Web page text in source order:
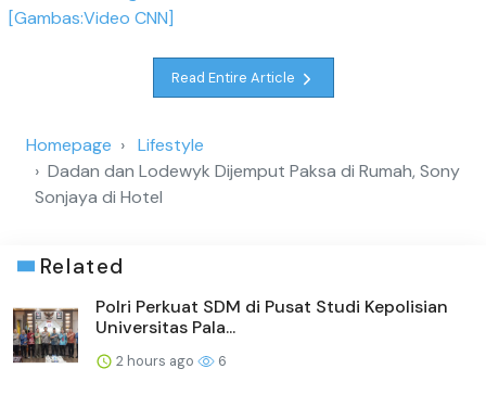
[Gambas:Video CNN]
Read Entire Article
Homepage
Lifestyle
Dadan dan Lodewyk Dijemput Paksa di Rumah, Sony
Sonjaya di Hotel
Related
Polri Perkuat SDM di Pusat Studi Kepolisian
Universitas Pala...
2 hours ago 6